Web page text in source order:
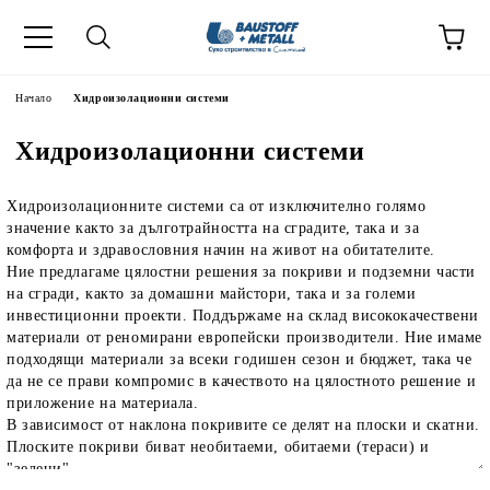
Начало Хидроизолационни системи
Хидроизолационни системи
Хидроизолационните системи са от изключително голямо
значение както за дълготрайността на сградите, така и за
комфорта и здравословния начин на живот на обитателите.
Ние предлагаме цялостни решения за покриви и подземни части
на сгради, както за домашни майстори, така и за големи
инвестиционни проекти. Поддържаме на склад висококачествени
материали от реномирани европейски производители. Ние имаме
подходящи материали за всеки годишен сезон и бюджет, така че
да не се прави компромис в качеството на цялостното решение и
приложение на материала.
В зависимост от наклона покривите се делят на плоски и скатни.
Плоските покриви биват необитаеми, обитаеми (тераси) и
"зелени".